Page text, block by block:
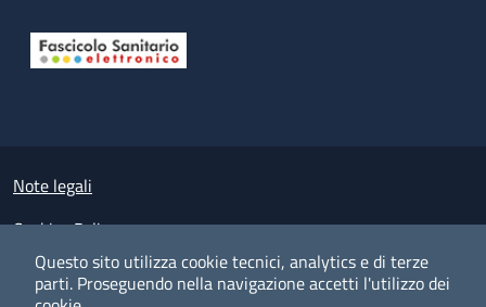
Questo sito utilizza cookie tecnici, analytics e di terze
parti. Proseguendo nella navigazione accetti l'utilizzo dei
Small prints
Note legali
Cookies Policy
Policy privacy e protezione del dato personale